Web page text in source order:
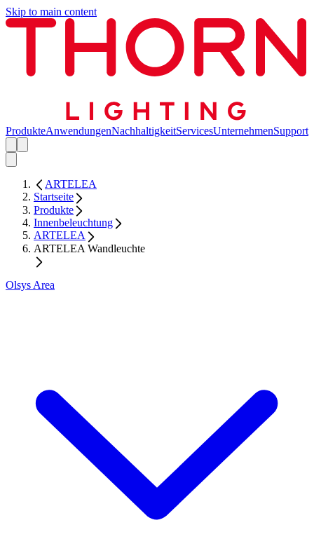
Skip to main content
ProdukteAnwendungenNachhaltigkeitServicesUnternehmenSupport
ARTELEA
Startseite
Produkte
Innenbeleuchtung
ARTELEA
ARTELEA Wandleuchte
Olsys Area